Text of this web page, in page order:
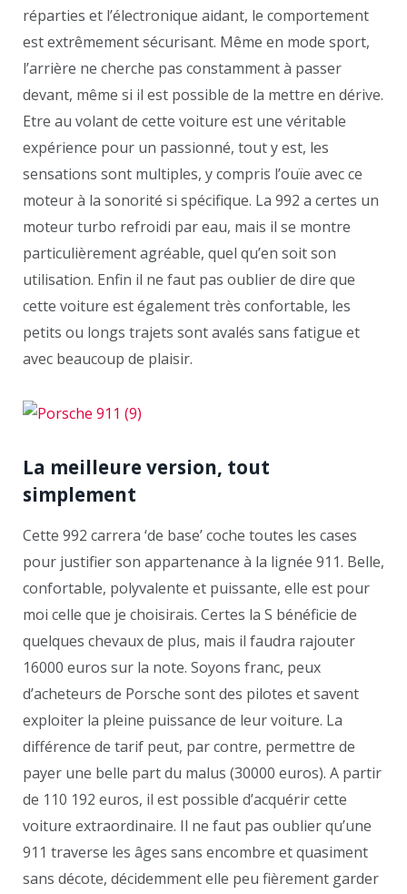
réparties et l’électronique aidant, le comportement
est extrêmement sécurisant. Même en mode sport,
l’arrière ne cherche pas constamment à passer
devant, même si il est possible de la mettre en dérive.
Etre au volant de cette voiture est une véritable
expérience pour un passionné, tout y est, les
sensations sont multiples, y compris l’ouïe avec ce
moteur à la sonorité si spécifique. La 992 a certes un
moteur turbo refroidi par eau, mais il se montre
particulièrement agréable, quel qu’en soit son
utilisation. Enfin il ne faut pas oublier de dire que
cette voiture est également très confortable, les
petits ou longs trajets sont avalés sans fatigue et
avec beaucoup de plaisir.
La meilleure version, tout
simplement
Cette 992 carrera ‘de base’ coche toutes les cases
pour justifier son appartenance à la lignée 911. Belle,
confortable, polyvalente et puissante, elle est pour
moi celle que je choisirais. Certes la S bénéficie de
quelques chevaux de plus, mais il faudra rajouter
16000 euros sur la note. Soyons franc, peux
d’acheteurs de Porsche sont des pilotes et savent
exploiter la pleine puissance de leur voiture. La
différence de tarif peut, par contre, permettre de
payer une belle part du malus (30000 euros). A partir
de 110 192 euros, il est possible d’acquérir cette
voiture extraordinaire. Il ne faut pas oublier qu’une
911 traverse les âges sans encombre et quasiment
sans décote, décidemment elle peu fièrement garder